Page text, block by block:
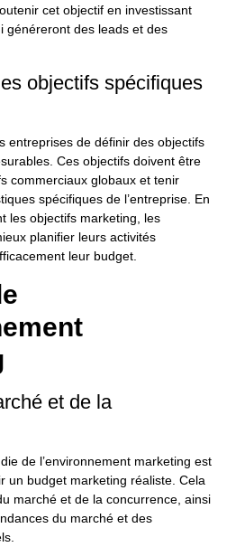
cet objectif en investissant
généreront des leads et des
objectifs spécifiques
entreprises de définir des objectifs
Ces objectifs doivent être
commerciaux globaux et tenir
spécifiques de l’entreprise. En
les objectifs marketing, les
planifier leurs activités
leur budget.
et de la
de l’environnement marketing est
un budget marketing réaliste. Cela
marché et de la concurrence, ainsi
du marché et des